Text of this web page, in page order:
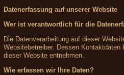
Datenerfassung auf unserer Website
Wer ist verantwortlich für die
Die Datenverarbeitung auf dieser
Websitebetreiber. Dessen Kontaktdaten
dieser Website entnehmen.
Wie erfassen wir Ihre Daten?